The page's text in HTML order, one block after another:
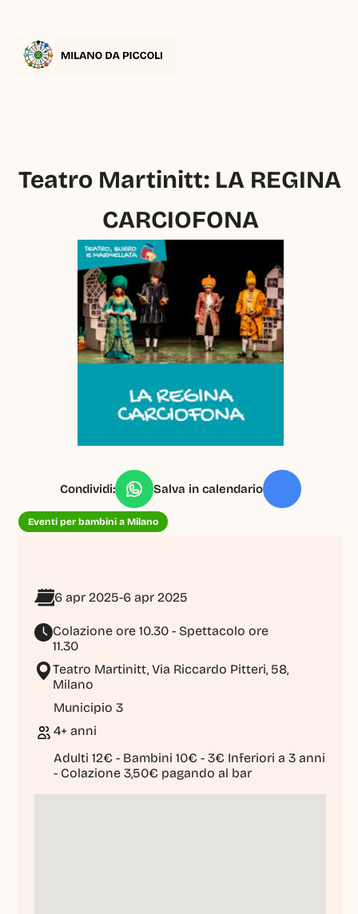
Teatro Martinitt: LA REGINA
CARCIOFONA
Condividi: Salva in calendario
Eventi per bambini a Milano
6 apr 2025-6 apr 2025
Colazione ore 10.30 - Spettacolo ore
11.30
Teatro Martinitt, Via Riccardo Pitteri, 58,
Milano
Municipio 3
4+ anni
Adulti 12€ - Bambini 10€ - 3€ Inferiori a 3 anni
- Colazione 3,50€ pagando al bar